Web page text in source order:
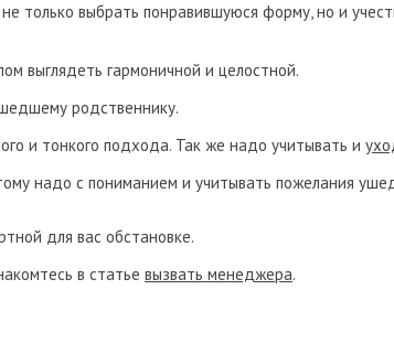
только выбрать понравившуюся форму, но и
выглядеть гармоничной и целостной.
родственнику.
и тонкого подхода. Так же надо учитывать и
надо с пониманием и учитывать пожелания
для вас обстановке.
в статье вызвать менеджера.